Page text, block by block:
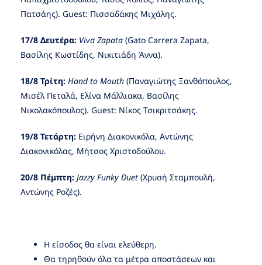
Πατσάης). Guest: Πισσαδάκης Μιχάλης.
17/8 Δευτέρα: Viva Zapata (Gato Carrera Zapata,
Βασίλης Κωστίδης, Νικιτιάδη Άννα).
18/8 Τρίτη: Hand to Mouth (Παναγιώτης Ξανθόπουλος,
Μισέλ Πεταλά, Ελίνα Μάλλιακα, Βασίλης
Νικολακόπουλος). Guest: Νίκος Τσικριτσάκης.
19/8 Τετάρτη: Ειρήνη Διακονικόλα, Αντώνης
Διακονικόλας, Μήτσος Χριστοδούλου.
20/8 Πέμπτη: Jazzy Funky Duet (Χρυσή Σταμπουλή,
Αντώνης Ροζές).
Η είσοδος θα είναι ελεύθερη.
Θα τηρηθούν όλα τα μέτρα αποστάσεων και